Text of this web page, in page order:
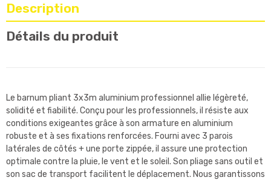
Description
Détails du produit
Le barnum pliant 3x3m aluminium professionnel allie légèreté,
solidité et fiabilité. Conçu pour les professionnels, il résiste aux
conditions exigeantes grâce à son armature en aluminium
robuste et à ses fixations renforcées. Fourni avec 3 parois
latérales de côtés + une porte zippée, il assure une protection
optimale contre la pluie, le vent et le soleil. Son pliage sans outil et
son sac de transport facilitent le déplacement. Nous garantissons